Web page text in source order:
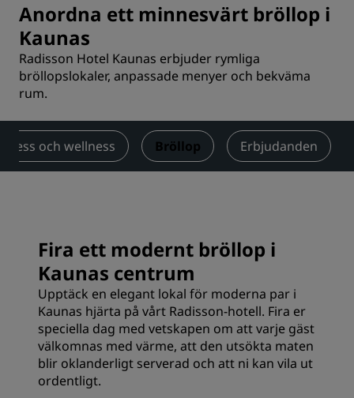
Anordna ett minnesvärt bröllop i
Kaunas
Radisson Hotel Kaunas erbjuder rymliga
bröllopslokaler, anpassade menyer och bekväma
rum.
och wellness Bröllop Erbjudanden
Fira ett modernt bröllop i
Kaunas centrum
Upptäck en elegant lokal för moderna par i
Kaunas hjärta på vårt Radisson-hotell. Fira er
speciella dag med vetskapen om att varje gäst
välkomnas med värme, att den utsökta maten
blir oklanderligt serverad och att ni kan vila ut
ordentligt.